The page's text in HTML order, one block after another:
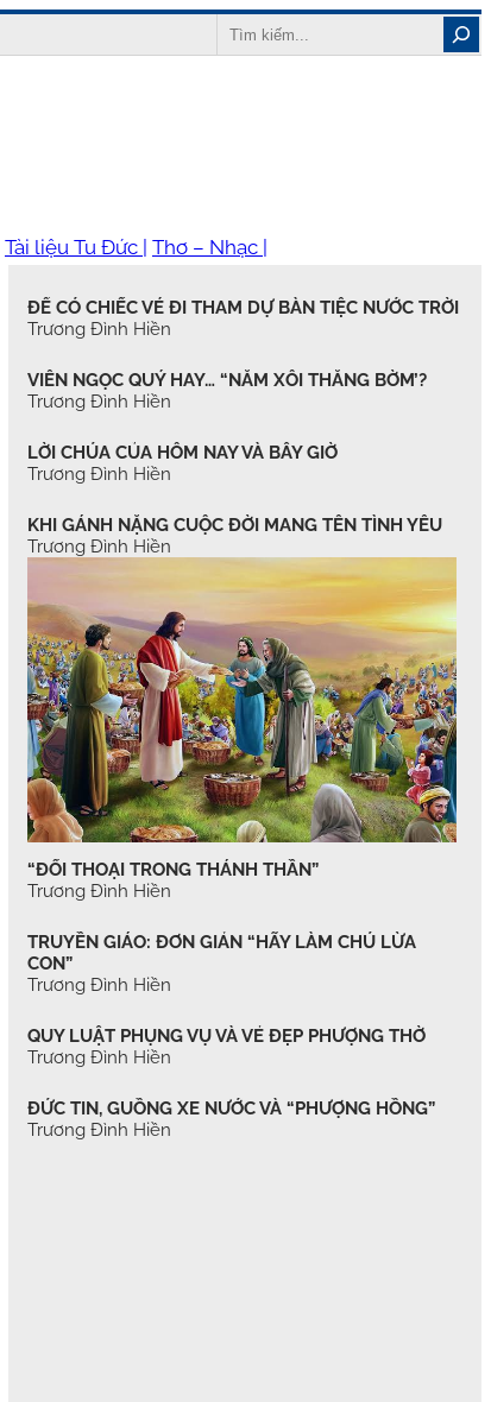
Search
Tài liệu Tu Đức | Thơ – Nhạc |
ĐỂ CÓ CHIẾC VÉ ĐI THAM DỰ BÀN TIỆC NƯỚC TRỜI
Trương Đình Hiền
VIÊN NGỌC QUÝ HAY… “NẮM XÔI THẰNG BỜM’?
Trương Đình Hiền
LỜI CHÚA CỦA HÔM NAY VÀ BÂY GIỜ
Trương Đình Hiền
KHI GÁNH NẶNG CUỘC ĐỜI MANG TÊN TÌNH YÊU
Trương Đình Hiền
“ĐỐI THOẠI TRONG THÁNH THẦN”
Trương Đình Hiền
TRUYỀN GIÁO: ĐƠN GIẢN “HÃY LÀM CHÚ LỪA
CON”
Trương Đình Hiền
QUY LUẬT PHỤNG VỤ VÀ VẺ ĐẸP PHƯỢNG THỜ
Trương Đình Hiền
ĐỨC TIN, GUỒNG XE NƯỚC VÀ “PHƯỢNG HỒNG”
Trương Đình Hiền